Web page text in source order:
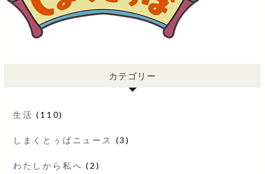
カテゴリー
生活 (110)
しまくとぅばニュース (3)
わたしから私へ (2)